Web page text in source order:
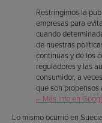
Restringimos la
empresas para
cuando
de nuestras
continuas y de los
reguladores y las
consumidor, a
que son propensos
– Más info en
Lo mismo ocurrió en